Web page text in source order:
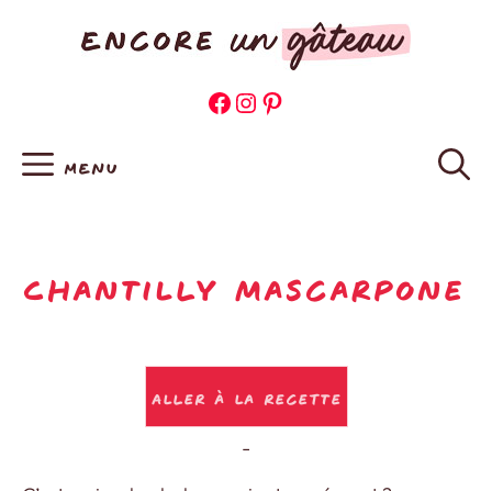
Facebook
Instagram
Pinterest
MENU
Chantilly mascarpone
Aller à la recette
-